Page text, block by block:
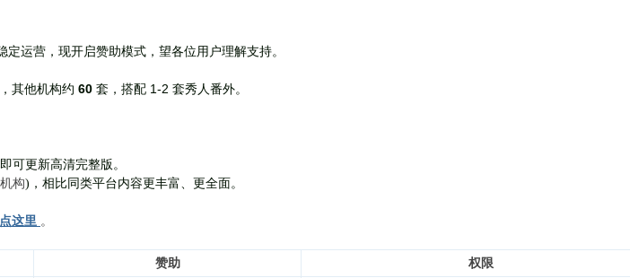
运营，现开启赞助模式，望各位用户理解支持。
，其他机构约 60 套， 搭配 1-2 套秀人番外。
可更新高清完整版。
构)，相比同类平台内容更丰富、更全面。
这里 。
赞助
权限